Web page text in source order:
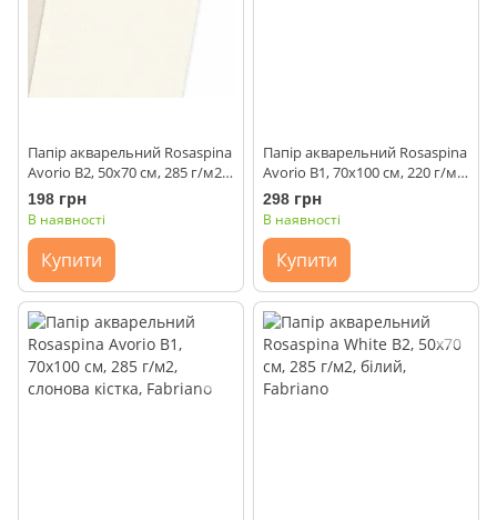
Папір акварельний Rosaspina
Avorio B2, 50x70 см, 285 г/м2,
слонова кістка, Fabriano
198 грн
В наявності
Купити
Папір акварельний Rosaspina
Avorio B1, 70x100 см, 220 г/м2,
слонова кістка, Fabriano
298 грн
В наявності
Купити